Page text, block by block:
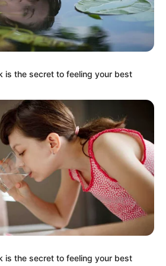
się w Sydney, na obrzeżach
żyje sobie komfortowo tuż obok
z problemami budynków
chwil od Kings Cross, centrum
gdzie obok siebie mieszkają
groomerzy, pianistki, terapeuci,
is the secret to feeling your best
is the secret to feeling your best